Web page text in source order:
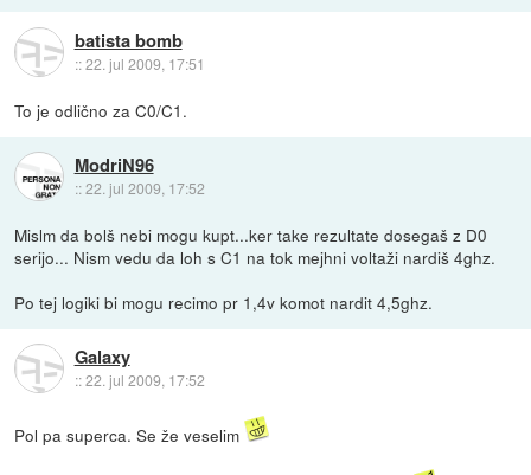
batista bomb
::22. jul 2009, 17:51
To je odlično za C0/C1.
ModriN96
::22. jul 2009, 17:52
Mislm da bolš nebi mogu kupt...ker take rezultate dosegaš z D0
serijo... Nism vedu da loh s C1 na tok mejhni voltaži nardiš 4ghz.
Po tej logiki bi mogu recimo pr 1,4v komot nardit 4,5ghz.
Galaxy
::22. jul 2009, 17:52
Pol pa superca. Se že veselim